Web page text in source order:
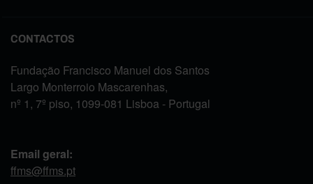
CONTACTOS
Fundação Francisco Manuel dos Santos
Largo Monterroio Mascarenhas,
nº 1, 7º piso, 1099-081 Lisboa - Portugal
Email geral:
ffms@ffms.pt